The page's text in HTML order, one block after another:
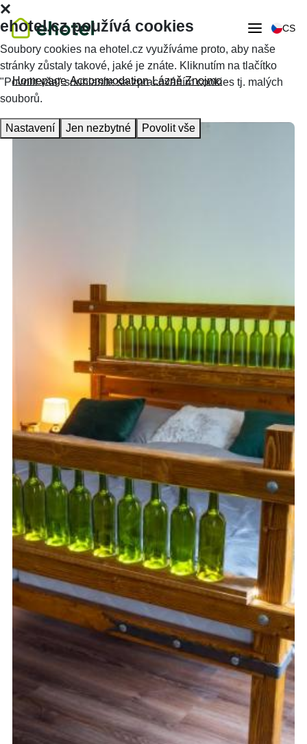
CS
Homepage Accommodation Lázně Znojmo
ehotel.cz používá cookies
Soubory cookies na ehotel.cz využíváme proto, aby naše
stránky zůstaly takové, jaké je znáte. Kliknutím na tlačítko
"Povolit vše" souhlasíte se zpracováním cookies tj. malých
souborů.
Nastavení Jen nezbytné Povolit vše